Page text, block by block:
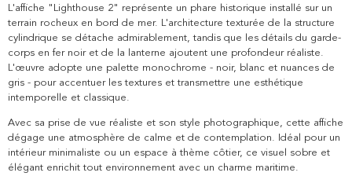
L'affiche "Lighthouse 2" représente un phare historique installé sur un
terrain rocheux en bord de mer. L'architecture texturée de la structure
cylindrique se détache admirablement, tandis que les détails du garde-
corps en fer noir et de la lanterne ajoutent une profondeur réaliste.
L'œuvre adopte une palette monochrome - noir, blanc et nuances de
gris - pour accentuer les textures et transmettre une esthétique
intemporelle et classique.
Avec sa prise de vue réaliste et son style photographique, cette affiche
dégage une atmosphère de calme et de contemplation. Idéal pour un
intérieur minimaliste ou un espace à thème côtier, ce visuel sobre et
élégant enrichit tout environnement avec un charme maritime.